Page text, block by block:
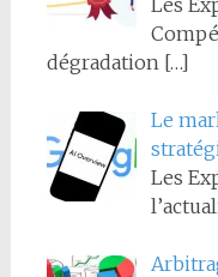
dégradation […]
Le
Les